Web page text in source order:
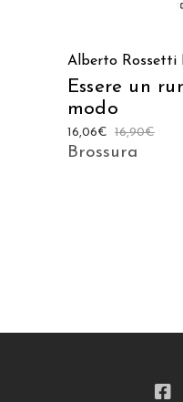
Alberto Rossetti
Essere un
modo
16,90€
16,06€
Brossura